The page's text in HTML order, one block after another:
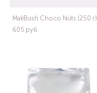
MakBush Choco Nuts (250 г)
605 pуб.